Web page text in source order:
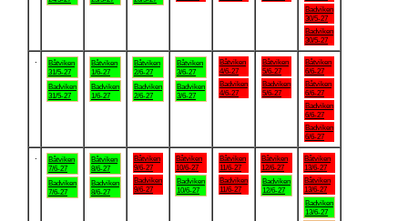
Badviken
30/5-27
Badviken
30/5-27
Båtviken
31/5-27
Badviken
31/5-27
Båtviken
1/6-27
Badviken
1/6-27
Båtviken
2/6-27
Badviken
2/6-27
Båtviken
3/6-27
Badviken
3/6-27
Båtviken
4/6-27
Badviken
4/6-27
Båtviken
5/6-27
Badviken
5/6-27
Båtviken
6/6-27
Båtviken
6/6-27
Badviken
6/6-27
Badviken
6/6-27
Båtviken
7/6-27
Badviken
7/6-27
Båtviken
8/6-27
Badviken
8/6-27
Båtviken
9/6-27
Badviken
9/6-27
Båtviken
10/6-27
Badviken
10/6-27
Båtviken
11/6-27
Badviken
11/6-27
Båtviken
12/6-27
Badviken
12/6-27
Båtviken
13/6-27
Båtviken
13/6-27
Badviken
13/6-27